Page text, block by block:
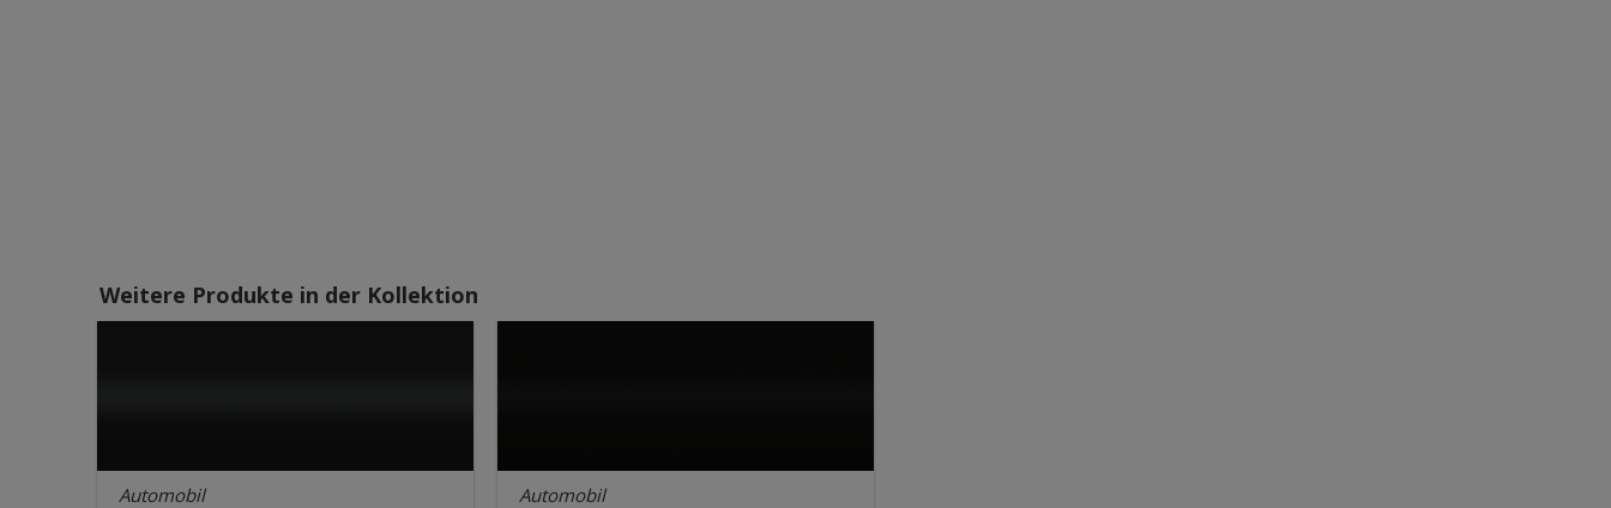
Weitere Produkte in der Kollektion
Automobil
Automobil